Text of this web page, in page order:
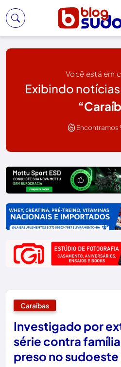
Você está em
Exibindo
Encontramos
Caraíbas
Investigado por
série contra
preso no sudoeste